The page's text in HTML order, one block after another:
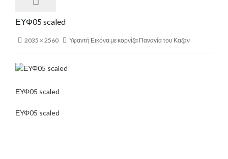
ΕΥΦ05 scaled
2035 × 2560 Υφαντή Εικόνα με κορνίζα Παναγία του Καζάν
ΕΥΦ05 scaled
ΕΥΦ05 scaled